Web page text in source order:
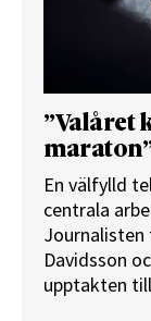
”Valåret
En välfylld
centrala
Journalisten
Davidsson
upptakten